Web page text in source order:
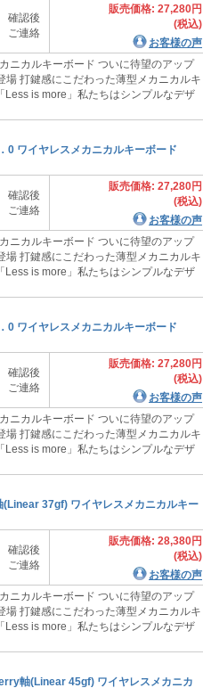
確認後
ご連絡
販売価格: 27,280円
(税込)
お客様の声
ニカルキーボード ついに待望のアップ
打鍵感にこだわった薄型メカニカルキ
is more」私たちはシンプルなデザ
ワイヤレスメカニカルキーボード
確認後
ご連絡
販売価格: 27,280円
(税込)
お客様の声
ニカルキーボード ついに待望のアップ
打鍵感にこだわった薄型メカニカルキ
is more」私たちはシンプルなデザ
ワイヤレスメカニカルキーボード
確認後
ご連絡
販売価格: 27,280円
(税込)
お客様の声
ニカルキーボード ついに待望のアップ
打鍵感にこだわった薄型メカニカルキ
is more」私たちはシンプルなデザ
37gf) ワイヤレスメカニカルキー
確認後
ご連絡
販売価格: 28,380円
(税込)
お客様の声
ニカルキーボード ついに待望のアップ
打鍵感にこだわった薄型メカニカルキ
is more」私たちはシンプルなデザ
軸(Linear 45gf) ワイヤレスメカニカ